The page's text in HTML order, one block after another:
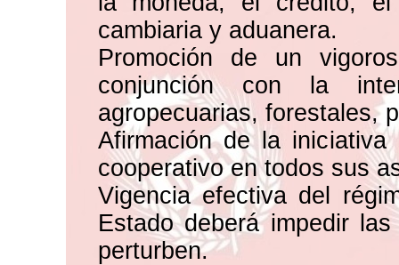
cambiaria y aduanera.
Promoción de un
conjunción con la
agropecuarias, forestales,
Afirmación de la
cooperativo en todos sus
Vigencia efectiva del
Estado deberá impedir
perturben.